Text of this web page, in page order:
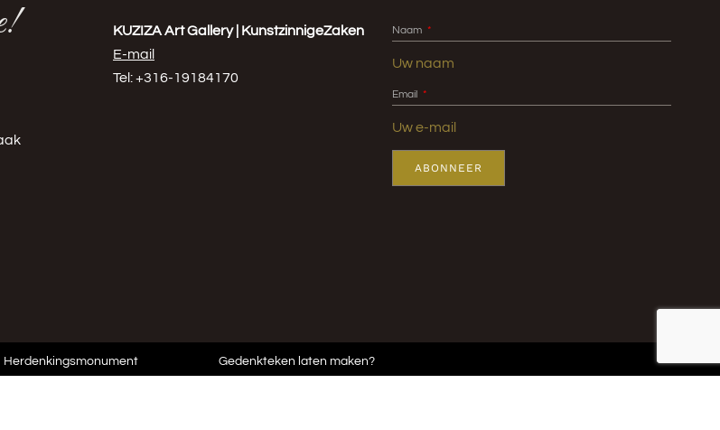
KUZIZA Art Gallery | KunstzinnigeZaken
E-mail
Tel: +316-19184170
Naam
Email
ABONNEER
Herdenkingsmonument Gedenkteken laten maken?